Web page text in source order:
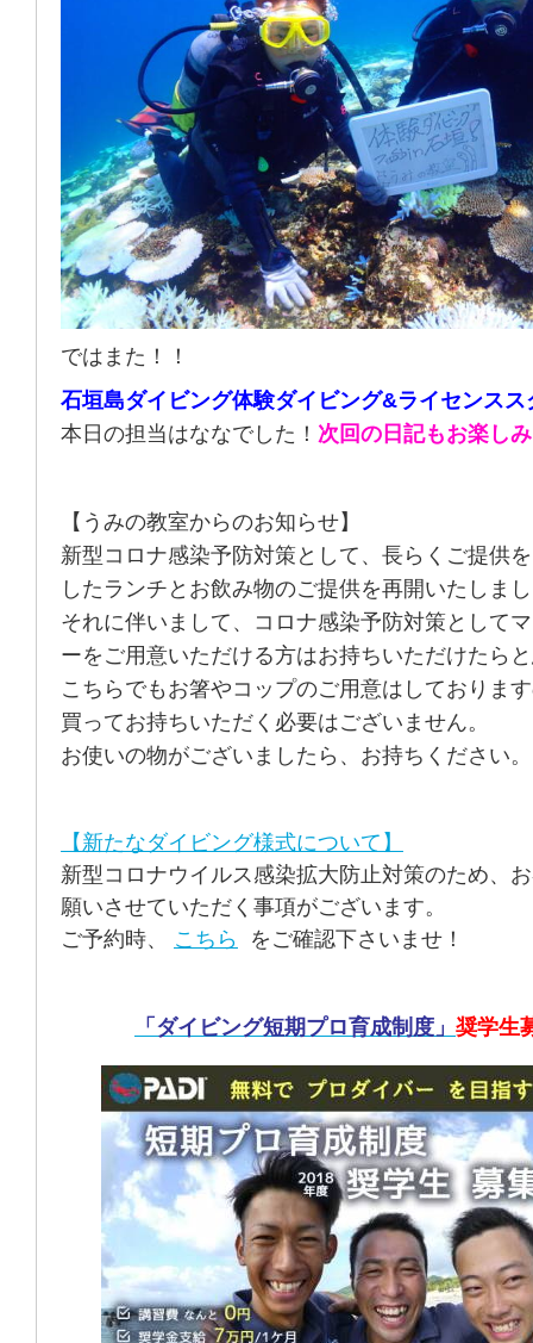
ではまた！！
石垣島ダイビング体験ダイビング&ライセンスス
本日の担当はななでした！ 次回の日記もお楽し
【うみの教室からのお知らせ】
新型コロナ感染予防対策として、長らくご提供
したランチとお飲み物のご提供を再開いたしま
それに伴いまして、コロナ感染予防対策として
ーをご用意いただける方はお持ちいただけたら
こちらでもお箸やコップのご用意はしておりま
買ってお持ちいただく必要はございません。
お使いの物がございましたら、お持ちください。
【新たなダイビング様式について】
新型コロナウイルス感染拡大防止対策のため、
願いさせていただく事項がございます。
ご予約時、 こちら をご確認下さいませ！
「ダイビング短期プロ育成制度」 奨学生